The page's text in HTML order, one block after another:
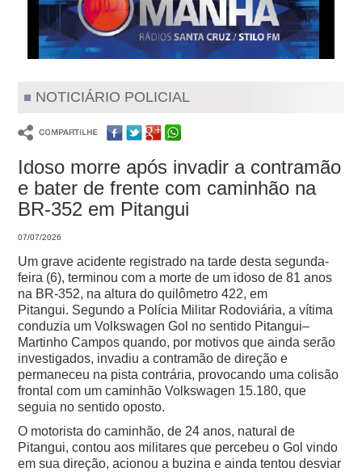
NOTICIÁRIO POLICIAL
Idoso morre após invadir a contramão
e bater de frente com caminhão na
BR-352 em Pitangui
07/07/2026
Um grave acidente registrado na tarde desta segunda-
feira (6), terminou com a morte de um idoso de 81 anos
na BR-352, na altura do quilômetro 422, em
Pitangui. Segundo a Polícia Militar Rodoviária, a vítima
conduzia um Volkswagen Gol no sentido Pitangui–
Martinho Campos quando, por motivos que ainda serão
investigados, invadiu a contramão de direção e
permaneceu na pista contrária, provocando uma colisão
frontal com um caminhão Volkswagen 15.180, que
seguia no sentido oposto.
O motorista do caminhão, de 24 anos, natural de
Pitangui, contou aos militares que percebeu o Gol vindo
em sua direção, acionou a buzina e ainda tentou desviar